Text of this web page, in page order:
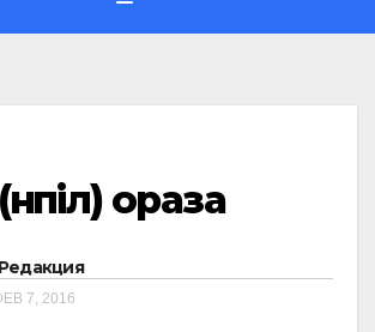
ораза
Редакция
7, 2016